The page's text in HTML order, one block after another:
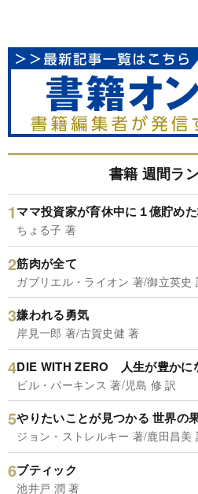
書籍 週間ラ
ママ投資家が育休中に１億貯め
ちょる子 著
筋肉が全て
ガブリエル・ライオン 著/御立英史
嫌われる勇気
岸見一郎 著/古賀史健 著
DIE WITH ZERO 人生が豊かに
ビル・パーキンス 著/児島 修 訳
やりたいことが見つかる 世界の
ジョン・ストレルキー 著/鹿田昌美
ブティック
池井戸 潤 著